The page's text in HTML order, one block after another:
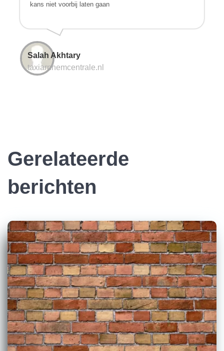
kans niet voorbij laten gaan
Salah Akhtary
taxiarnhemcentrale.nl
Gerelateerde
berichten